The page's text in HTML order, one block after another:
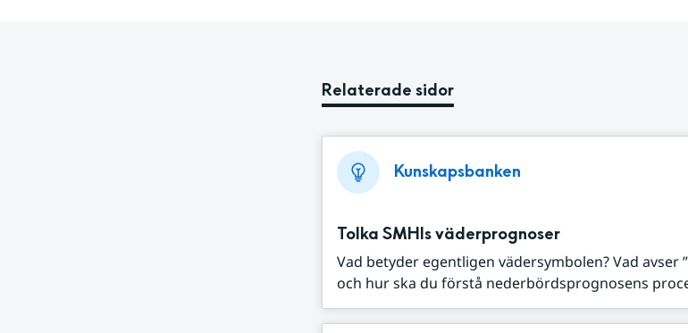
Relaterade sidor
Kunskapsbanken
Tolka SMHIs väderprognoser
Vad betyder egentligen vädersymbolen? Vad avser
och hur ska du förstå nederbördsprognosens